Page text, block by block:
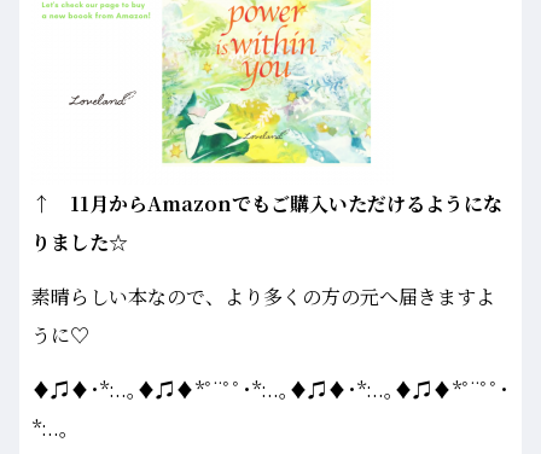
↑ 11月からAmazonでもご購入いただけるようにな
りました☆
素晴らしい本なので、より多くの方の元へ届きますよ
うに♡
♦♫♦･*:..｡♦♫♦*ﾟ¨ﾟﾟ･*:..｡♦♫♦･*:..｡♦♫♦*ﾟ¨ﾟﾟ･
*:..｡